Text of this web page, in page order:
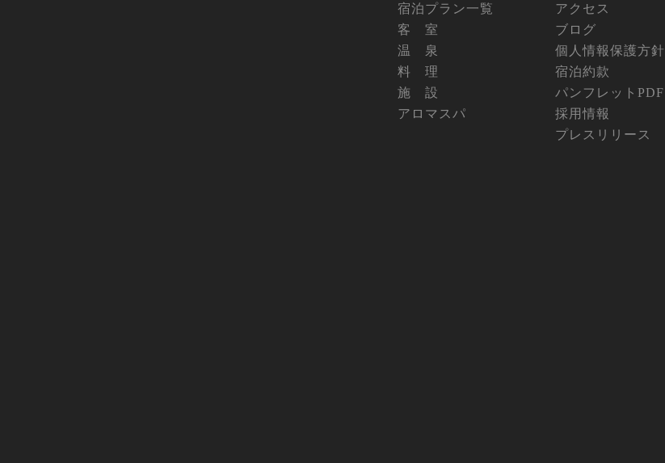
宿泊プラン一覧
客 室
温 泉
料 理
施 設
アロマスパ
アクセス
ブログ
個人情報保護方針
宿泊約款
パンフレットPDF
採用情報
プレスリリース